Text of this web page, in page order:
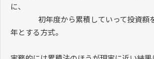
に、
初年度から累積していって投資額
年とする方式。